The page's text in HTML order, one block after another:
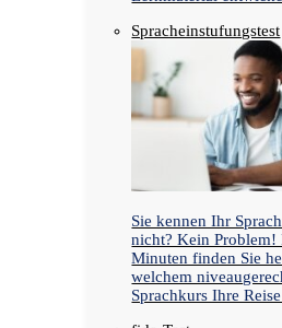
Spracheinstufungstest
Sie kennen Ihr
nicht? Kein Problem!
Minuten finden Sie
welchem
Sprachkurs Ihre